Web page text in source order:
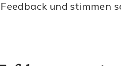
und stimmen